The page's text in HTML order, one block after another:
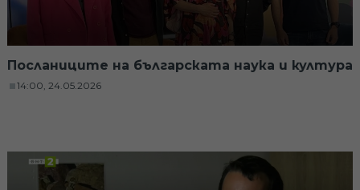
Посланиците на българската наука и култура
14:00, 24.05.2026